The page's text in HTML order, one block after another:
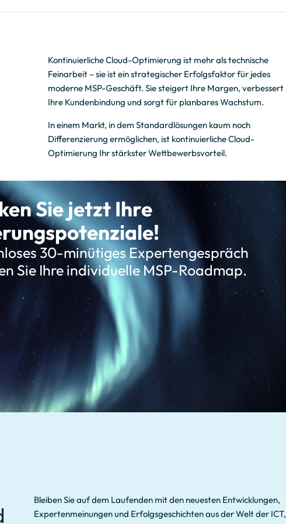
Kontinuierliche Cloud-Optimierung ist mehr als technische
Feinarbeit – sie ist ein strategischer Erfolgsfaktor für jedes
moderne MSP-Geschäft. Sie steigert Ihre Margen, verbessert
Ihre Kundenbindung und sorgt für planbares Wachstum.
In einem Markt, in dem Standardlösungen kaum noch
Differenzierung ermöglichen, ist kontinuierliche Cloud-
Optimierung Ihr stärkster Wettbewerbsvorteil.
Sie jetzt Ihre
30-minütiges Expertengespräch
Sie Ihre individuelle MSP-Roadmap.
Bleiben Sie auf dem Laufenden mit den neuesten Entwicklungen,
Expertenmeinungen und Erfolgsgeschichten aus der Welt der ICT,